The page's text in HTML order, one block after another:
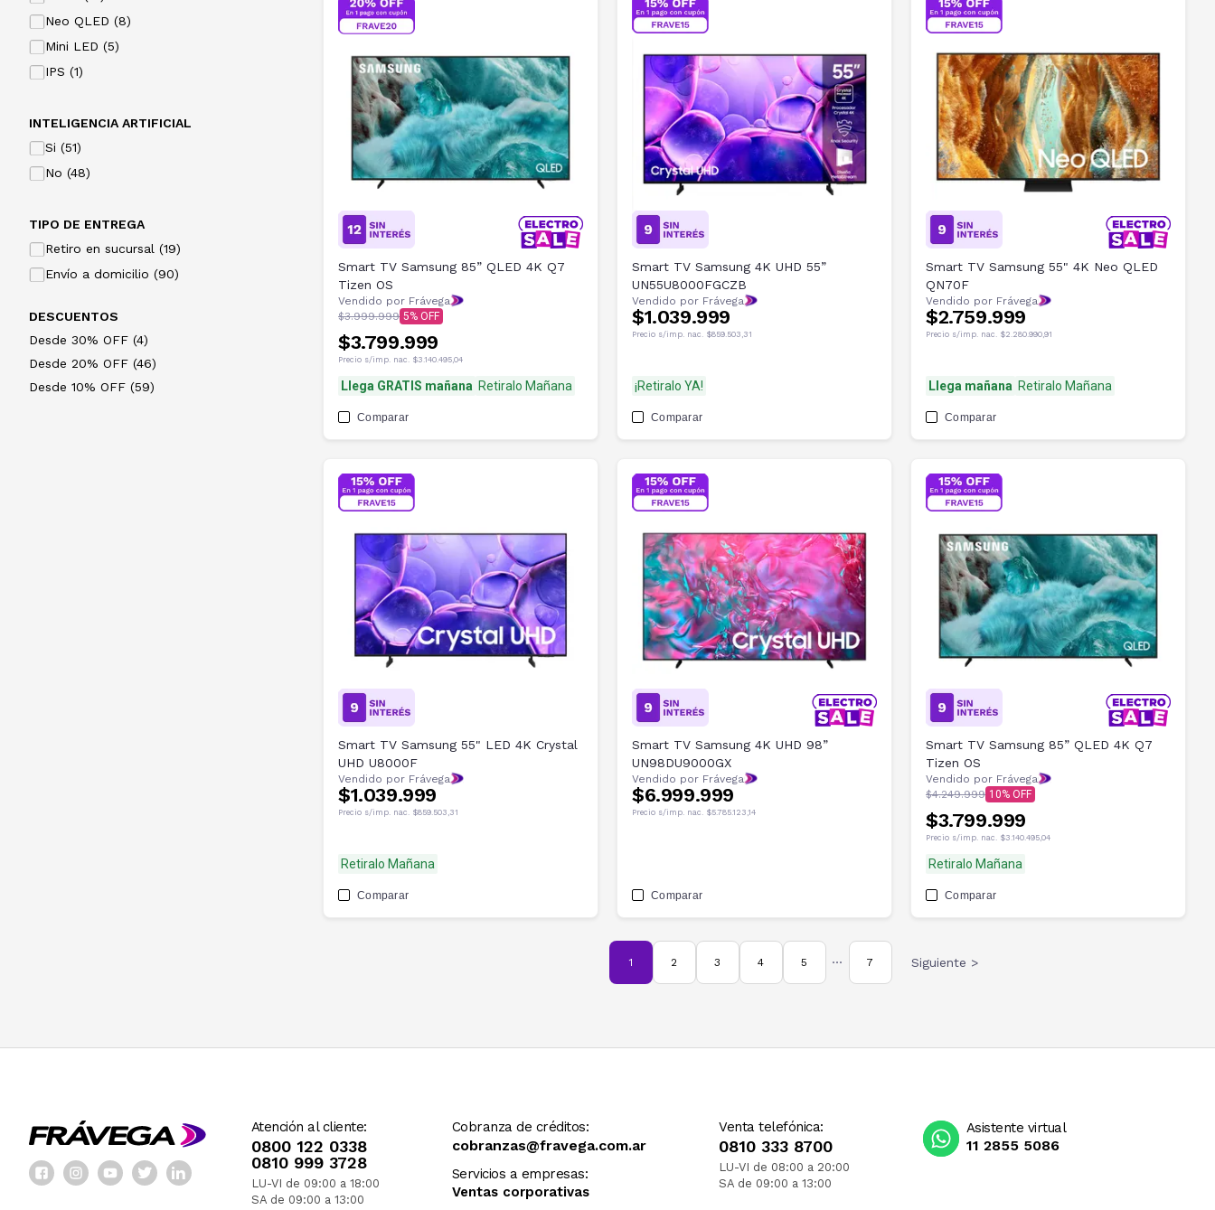
Neo QLED (8)
Mini LED (5)
IPS (1)
INTELIGENCIA ARTIFICIAL
Si (51)
No (48)
TIPO DE ENTREGA
Retiro en sucursal (19)
Envío a domicilio (90)
DESCUENTOS
Desde 30% OFF (4)
Desde 20% OFF (46)
Desde 10% OFF (59)
Smart TV Samsung 85” QLED 4K Q7
Tizen OS
Vendido por Frávega
$3.999.999 5
$3.799.999
Precio s/imp. nac. $3.140.495,04
Llega GRATIS mañana Retiralo Mañana
Comparar
Smart TV Samsung 4K UHD 55”
UN55U8000FGCZB
Vendido por Frávega
$1.039.999
Precio s/imp. nac. $859.503,31
¡Retiralo YA!
Comparar
Smart TV Samsung 55" 4K Neo QLED
QN70F
Vendido por Frávega
$2.759.999
Precio s/imp. nac. $2.280.990,91
Llega mañana Retiralo Mañana
Comparar
Smart TV Samsung 55" LED 4K Crystal
UHD U8000F
Vendido por Frávega
$1.039.999
Precio s/imp. nac. $859.503,31
Retiralo Mañana
Comparar
Smart TV Samsung 4K UHD 98”
UN98DU9000GX
Vendido por Frávega
$6.999.999
Precio s/imp. nac. $5.785.123,14
Comparar
Smart TV Samsung 85” QLED 4K Q7
Tizen OS
Vendido por Frávega
$4.249.999 10
$3.799.999
Precio s/imp. nac. $3.140.495,04
Retiralo Mañana
Comparar
1 2 3 4 5 ••• 7 Siguiente >
Atención al cliente:
0800 122 0338
0810 999 3728
LU-VI de 09:00 a 18:00
SA de 09:00 a 13:00
Cobranza de créditos:
cobranzas@fravega.com.ar
Servicios a empresas:
Ventas corporativas
Venta telefónica:
0810 333 8700
LU-VI de 08:00 a 20:00
SA de 09:00 a 13:00
Asistente virtual
11 2855 5086